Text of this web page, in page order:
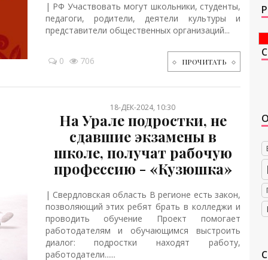
| РФ Участвовать могут школьники, студенты,
педагоги, родители, деятели культуры и
представители общественных организаций...
0 706 ПРОЧИТАТЬ
18-ДЕК-2024, 10:30
На Урале подростки, не
сдавшие экзамены в
школе, получат рабочую
профессию - «Кузюшка»
| Свердловская область В регионе есть закон,
позволяющий этих ребят брать в колледжи и
проводить обучение Проект помогает
работодателям и обучающимся выстроить
диалог: подростки находят работу,
работодатели......